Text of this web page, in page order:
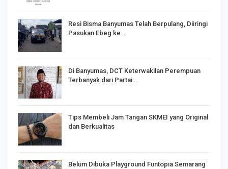
Resi Bisma Banyumas Telah Berpulang, Diiringi
Pasukan Ebeg ke…
Di Banyumas, DCT Keterwakilan Perempuan
Terbanyak dari Partai…
Tips Membeli Jam Tangan SKMEI yang Original
dan Berkualitas
Belum Dibuka Playground Funtopia Semarang